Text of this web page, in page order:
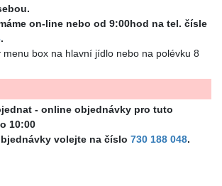
on-line nebo od 9:00hod na tel. čísle
.
menu box na hlavní jídlo nebo na polévku 8
- online objednávky pro tuto
10:00
volejte na číslo 730 188 048.